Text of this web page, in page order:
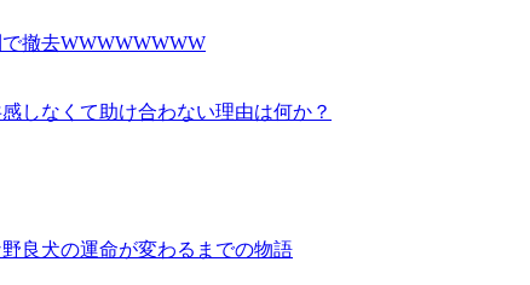
撤去WWWWWWWW
しなくて助け合わない理由は何か？
良犬の運命が変わるまでの物語